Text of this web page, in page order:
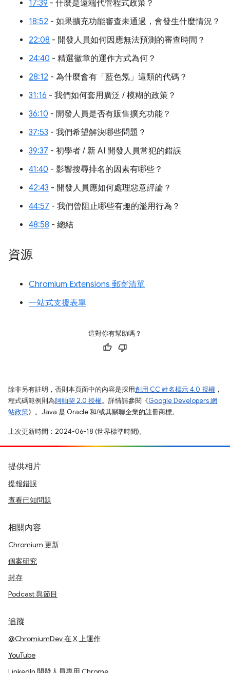
17:39 - 什麼是遠端代管程式政策？
18:52 - 如果擴充功能審查未通過，會發生什麼情況？
22:08 - 開發人員如何因應無法預測的審查時間？
24:40 - 精選徽章的運作方式為何？
28:12 - 為什麼會有「藍色氖」這類的代碼？
31:16 - 我們如何套用廣泛 / 模糊的政策？
36:10 - 開發人員是否有販售擴充功能？
37:53 - 我們希望解決哪些問題？
39:37 - 初學者 / 新 AI 開發人員常犯的錯誤
41:40 - 影響搜尋排名的因素有哪些？
42:43 - 開發人員應如何處理惡意評論？
44:57 - 我們曾阻止哪些有趣的濫用行為？
48:58 - 總結
資源
Chromium Extensions 郵寄清單
一站式支援表單
這對你有幫助嗎？
除非另有註明，否則本頁面中的內容是採用創用 CC 姓名標示 4.0 授權 ，
程式碼範例則為阿帕契 2.0 授權。詳情請參閱《Google Developers 網
站政策》。Java 是 Oracle 和/或其關聯企業的註冊商標。
上次更新時間：2024-06-18 (世界標準時間)。
提供相片
提報錯誤
查看已知問題
相關內容
Chromium 更新
個案研究
封存
Podcast 與節目
追蹤
@ChromiumDev 在 X 上運作
YouTube